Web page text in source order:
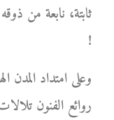
ثابتة، نابعة من
!
وعلى امتداد المدن
روائع الفنون